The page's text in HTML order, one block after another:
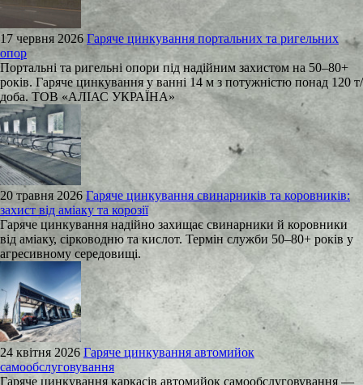
17 червня 2026 Гаряче цинкування портальних та ригельних
опор
Портальні та ригельні опори під надійним захистом на 50–80+
років. Гаряче цинкування у ванні 14 м з потужністю понад 120 т/
доба. ТОВ «АЛІАС УКРАЇНА»
20 травня 2026 Гаряче цинкування свинарників та коровників:
захист від аміаку та корозії
Гаряче цинкування надійно захищає свинарники й коровники
від аміаку, сірководню та кислот. Термін служби 50–80+ років у
агресивному середовищі.
24 квітня 2026 Гаряче цинкування автомийок
самообслуговування
Гаряче цинкування каркасів автомийок самообслуговування —